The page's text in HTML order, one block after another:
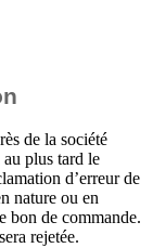
de la société
plus tard le
d’erreur de
nature ou en
bon de commande.
rejetée.